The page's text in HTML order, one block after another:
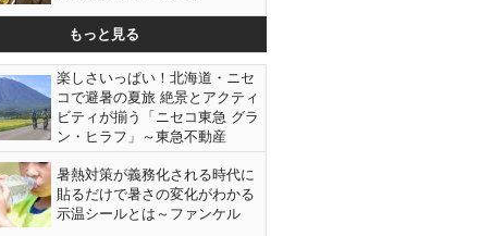
もっと見る
楽しさいっぱい！北海道・ニセ
コで避暑の夏旅 絶景とアクティ
ビティが揃う「ニセコ東急 グラ
ン・ヒラフ」～東急不動産
暑熱対策が義務化される時代に
貼るだけで暑さの変化がわかる
示温シールとは～ファンケル